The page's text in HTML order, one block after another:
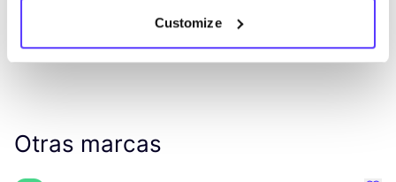
Customize
Otras marcas